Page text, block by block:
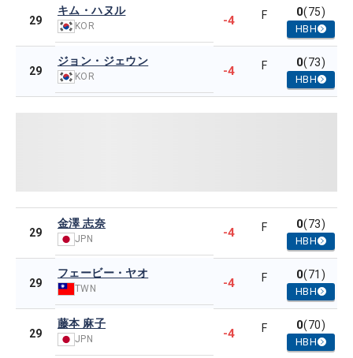
29
キム・ハヌル
KOR -4 F 0(75)
HBH
29
ジョン・ジェウン
KOR -4 F 0(73)
HBH
29
金澤 志奈
JPN -4 F 0(73)
HBH
29
フェービー・ヤオ
TWN -4 F 0(71)
HBH
29
藤本 麻子
JPN -4 F 0(70)
HBH